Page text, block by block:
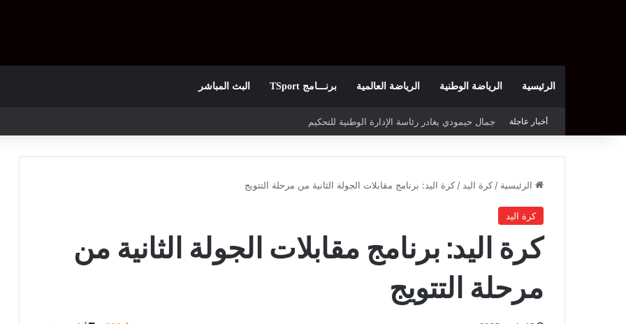
الرئيسية الرياضة الوطنية الرياضة العالمية برنـــامج TSport البث المباشر
أخبار عاجلة الملعب التونسي يحتجّ على روزنامة بطولة الرابطة الأولى
الرئيسية / كرة اليد / كرة اليد: برنامج مقابلات الجولة الثانية من مرحلة التتويج
كرة اليد
كرة اليد: برنامج مقابلات الجولة الثانية من
مرحلة التتويج